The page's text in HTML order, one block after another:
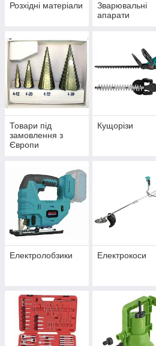
Розхідні матеріали
Зварювальні
апарати
Товари під
замовлення з
Європи
Кущорізи
Електролобзики Електрокоси